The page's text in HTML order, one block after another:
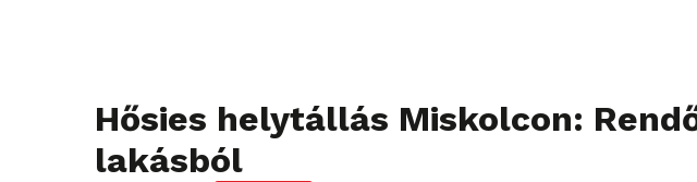
Hősies helytállás Miskolcon:
lakásból